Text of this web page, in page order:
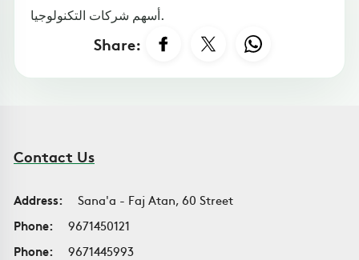
أسهم شركات التكنولوجيا.
Share:
Contact Us
Address:
Sana'a - Faj Atan, 60 Street
Phone:
9671450121
Phone:
9671445993